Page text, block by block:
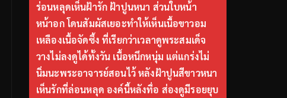
ร่อนหลุดเห็นฝ้ารัก ฝ้าปูนหนา ส่วนใบหน้า
หน้าอก โดนสัมผัสเยอะทำให้เห็นเนื้อขาวอม
เหลืองเนื้อจัดซึ้ง ที่เรียกว่าเวลาดูพระสมเด็จ
วางไม่ลงดูได้ทั้งวัน เนื้อหนึกหนุ่ม แต่แกร่งไม่
นิ่มนะพระอาจารย์สอนไว้ หลังฝ้าปูนสีขาวหนา
เห็นรักที่ล่อนหลุด องค์นี้หลังทื่อ ส่องดูมีรอยยุบ